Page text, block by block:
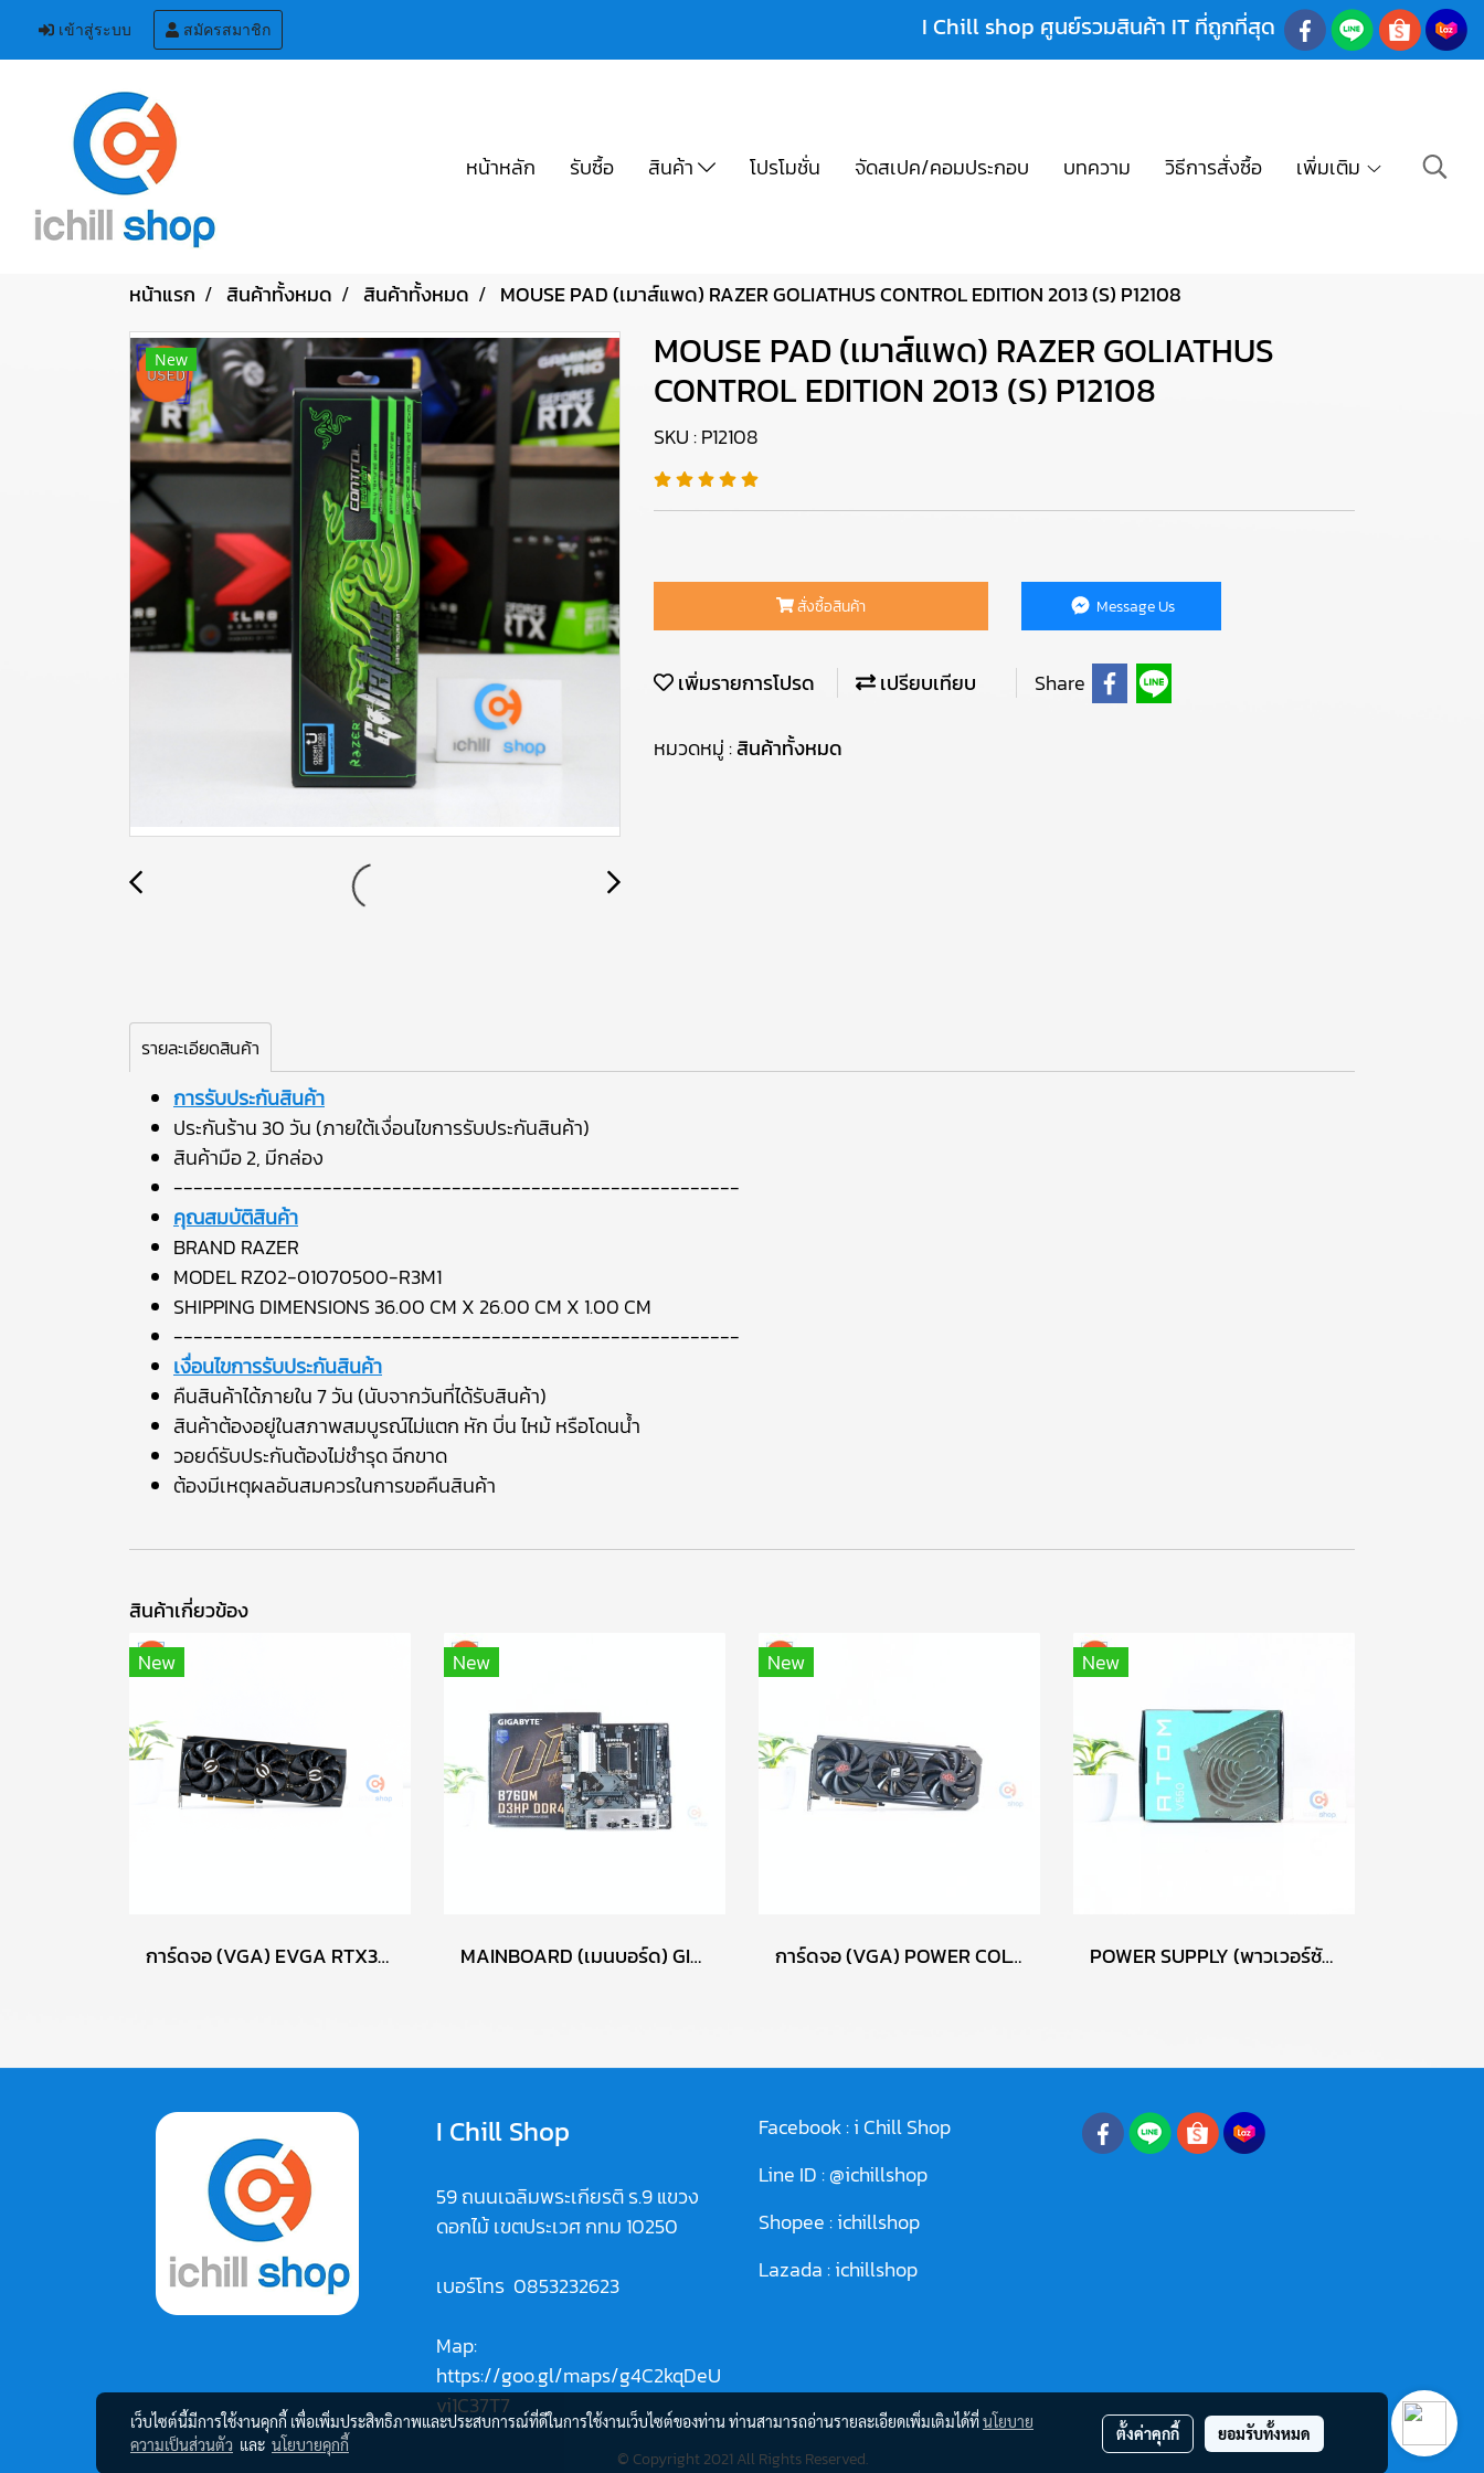
เข้าสู่ระบบ สมัครสมาชิก I Chill shop ศูนย์รวมสินค้า IT ที่ถูกที่สุด
หน้าหลัก รับซื้อ สินค้า โปรโมชั่น จัดสเปค/คอมประกอบ บทความ วิธีการสั่งซื้อ เพิ่มเติม
หน้าแรก สินค้าทั้งหมด สินค้าทั้งหมด MOUSE PAD (เมาส์แพด) RAZER GOLIATHUS CONTROL EDITION 2013 (S) P12108
New
MOUSE PAD (เมาส์แพด) RAZER GOLIATHUS
CONTROL EDITION 2013 (S) P12108
SKU : P12108
สั่งซื้อสินค้า Message Us
เพิ่มรายการโปรด เปรียบเทียบ Share
หมวดหมู่ :สินค้าทั้งหมด
รายละเอียดสินค้า
การรับประกันสินค้า
ประกันร้าน 30 วัน (ภายใต้เงื่อนไขการรับประกันสินค้า)
สินค้ามือ 2, มีกล่อง
---------------------------------------------------------
คุณสมบัติสินค้า
BRAND RAZER
MODEL RZ02-01070500-R3M1
SHIPPING DIMENSIONS 36.00 CM X 26.00 CM X 1.00 CM
---------------------------------------------------------
เงื่อนไขการรับประกันสินค้า
คืนสินค้าได้ภายใน 7 วัน (นับจากวันที่ได้รับสินค้า)
สินค้าต้องอยู่ในสภาพสมบูรณ์ไม่แตก หัก บิ่น ไหม้ หรือโดนน้ำ
วอยด์รับประกันต้องไม่ชำรุด ฉีกขาด
ต้องมีเหตุผลอันสมควรในการขอคืนสินค้า
สินค้าเกี่ยวข้อง
New
การ์ดจอ (VGA) EVGA RTX3060TI 8GB 3F FTW3 ULTRA P16563
New
MAINBOARD (เมนบอร์ด) GIGABYTE B760M D3HP DDR4 P17722
New
การ์ดจอ (VGA) POWER COLOR RED DEVIL RX6700XT 12GB 3F P15085
New
POWER SUPPLY (พาวเวอร์ซัพพลาย) ANTEC ATOM V550 550W P13722
I Chill Shop
59 ถนนเฉลิมพระเกียรติ ร.9 แขวง
ดอกไม้ เขตประเวศ กทม 10250
เบอร์โทร 0853232623
Map:
https://goo.gl/maps/g4C2kqDeU
vi1C37T7
Facebook :i Chill Shop
Line ID :@ichillshop
Shopee :ichillshop
Lazada :ichillshop
© Copyright 2021 All Rights Reserved.
เว็บไซต์นี้มีการใช้งานคุกกี้ เพื่อเพิ่มประสิทธิภาพและประสบการณ์ที่ดีในการใช้งานเว็บไซต์ของท่าน ท่านสามารถอ่านรายละเอียดเพิ่มเติมได้ที่นโยบาย
ความเป็นส่วนตัว และ นโยบายคุกกี้
ตั้งค่าคุกกี้ ยอมรับทั้งหมด